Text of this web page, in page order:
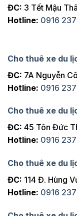
ĐC: 3 Tết Mậu
Hotline: 0916
Cho thuê xe du
ĐC: 7A Nguyễn
Hotline: 0916
Cho thuê xe du
ĐC: 45 Tôn Đức
Hotline: 0916
Cho thuê xe du
ĐC: 114 Đ. Hùng
Hotline: 0916